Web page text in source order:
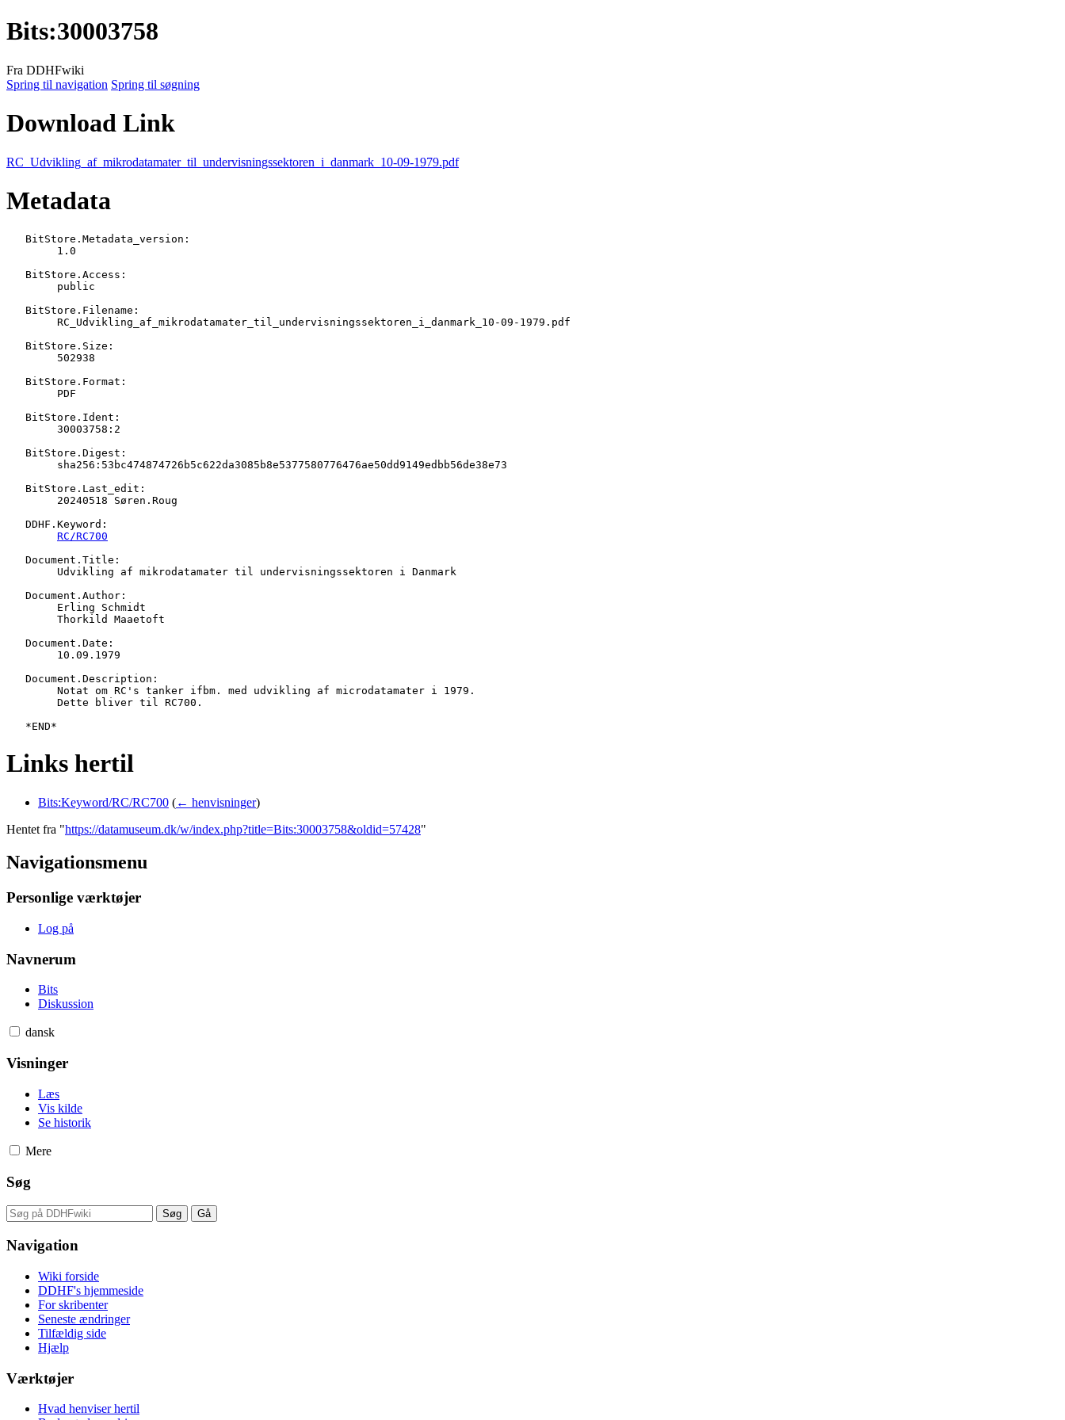
Bits:30003758
Fra DDHFwiki
Spring til navigation Spring til søgning
Download Link
RC_Udvikling_af_mikrodatamater_til_undervisningssektoren_i_danmark_10-09-1979.pdf
Metadata
   BitStore.Metadata_version:
   BitStore.Access:
   BitStore.Filename:
   BitStore.Size:
   BitStore.Format:
   BitStore.Ident:
   BitStore.Digest:
   BitStore.Last_edit:
   DDHF.Keyword:
RC/RC700
   Document.Title:
   Document.Author:
   Document.Date:
   Document.Description:
Links hertil
Bits:Keyword/RC/RC700 (← henvisninger)
Hentet fra "https://datamuseum.dk/w/index.php?title=Bits:30003758&oldid=57428"
Navigationsmenu
Personlige værktøjer
Log på
Navnerum
Bits
Diskussion
dansk
Visninger
Læs
Vis kilde
Se historik
Mere
Søg
Navigation
Wiki forside
DDHF's hjemmeside
For skribenter
Seneste ændringer
Tilfældig side
Hjælp
Værktøjer
Hvad henviser hertil